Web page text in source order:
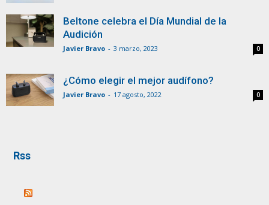
Beltone celebra el Día Mundial de la
Audición
Javier Bravo - 3 marzo, 2023 0
¿Cómo elegir el mejor audífono?
Javier Bravo - 17 agosto, 2022 0
Rss